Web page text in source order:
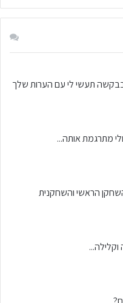
תעשי לי עם הערות שלך
מתרגמת אותה...
הראשי והשחקנית